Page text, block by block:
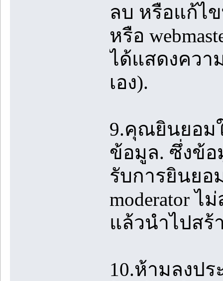
ลบ หรือแก้ไข
หรือ
ได้แสดงควา
เอง).
9.คุณยินยอม
ข้อมูล. ซึ่งข้อ
รับการยินยอ
moderator
แล้วนำไปสร้
10.ห้ามลงป